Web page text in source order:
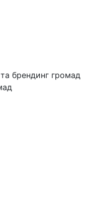
брендинг громад